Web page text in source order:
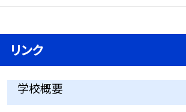
リンク
学校概要